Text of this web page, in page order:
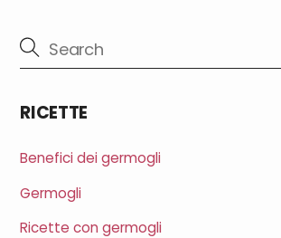
RICETTE
Benefici dei germogli
Germogli
Ricette con germogli